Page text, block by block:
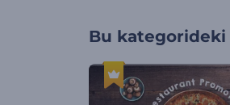
Bu kategorideki